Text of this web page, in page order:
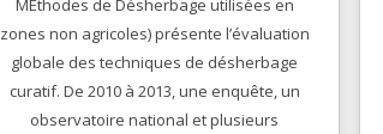
MEthodes de Désherbage utilisées en
zones non agricoles) présente l’évaluation
globale des techniques de désherbage
curatif. De 2010 à 2013, une enquête, un
observatoire national et plusieurs